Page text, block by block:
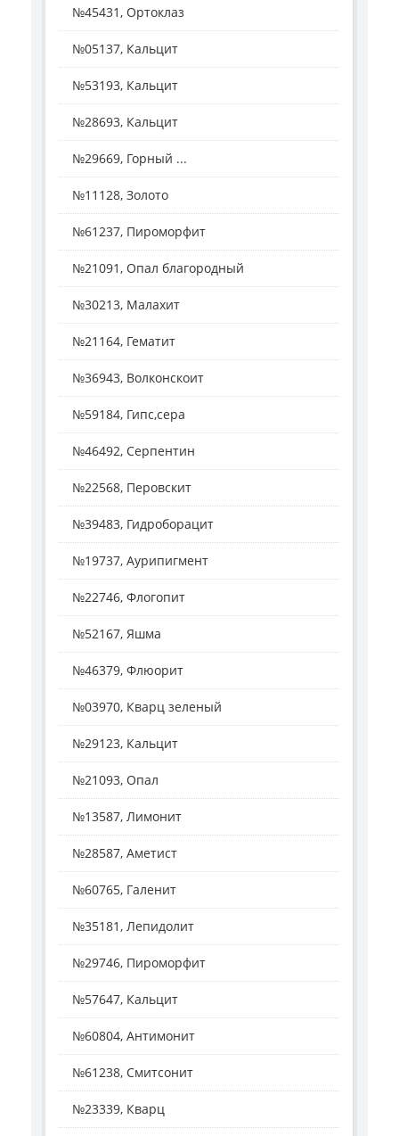
№45431, Ортоклаз
№05137, Кальцит
№53193, Кальцит
№28693, Кальцит
№29669, Горный ...
№11128, Золото
№61237, Пироморфит
№21091, Опал благородный
№30213, Малахит
№21164, Гематит
№36943, Волконскоит
№59184, Гипс,сера
№46492, Серпентин
№22568, Перовскит
№39483, Гидроборацит
№19737, Аурипигмент
№22746, Флогопит
№52167, Яшма
№46379, Флюорит
№03970, Кварц зеленый
№29123, Кальцит
№21093, Опал
№13587, Лимонит
№28587, Аметист
№60765, Галенит
№35181, Лепидолит
№29746, Пироморфит
№57647, Кальцит
№60804, Антимонит
№61238, Смитсонит
№23339, Кварц